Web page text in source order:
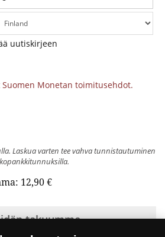
uutiskirjeen
Suomen Monetan toimitusehdot.
Laskua varten tee vahva tunnistautuminen
12,90 €
takuumme